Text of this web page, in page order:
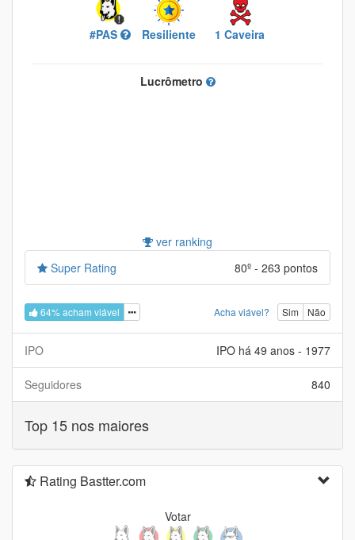
#PAS Resiliente 1 Caveira
Lucrômetro
ver ranking
Super Rating
80º - 263 pontos
64% acham viável Acha viável? Sim Não
IPO IPO há 49 anos - 1977
Seguidores 840
Top 15 nos maiores
Rating Bastter.com
Votar